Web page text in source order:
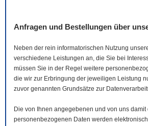
Anfragen und Bestellungen über
Neben der rein informatorischen Nutzung
verschiedene Leistungen an, die Sie bei
müssen Sie in der Regel weitere
die wir zur Erbringung der jeweiligen Leistung
zuvor genannten Grundsätze zur
Die von Ihnen angegebenen und von uns damit
personenbezogenen Daten werden